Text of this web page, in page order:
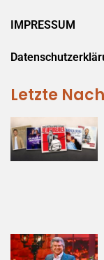
IMPRESSUM
Letzte